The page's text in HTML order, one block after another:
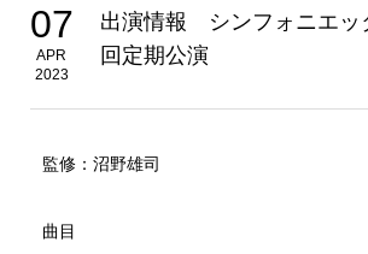
07
APR
2023
出演情報 シンフォニエ
回定期公演
監修：沼野雄司
曲目